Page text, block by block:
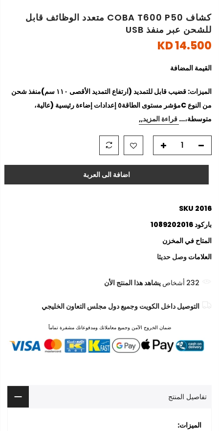
كشاف COBA T600 P50 متعدد الوظائف قابل
للشحن عبر منفذ USB
14.500 KD
القيمة المضافة
الميزات: قضيب قابل للتمديد (ارتفاع التمديد الأقصى ١١٠ سم)منفذ شحن
من النوع Cمؤشر مستوى الطاقة٥ إعدادات إضاءة رئيسية (عالية،
متوسطة،... قراءة المزيد,,
اضافة الى العربة
SKU 2016
باركود1089202016
المتاح في المخزن
العلامات وصل حديثا
232 أشخاص يشاهد هذا المنتج الأن
التوصيل داخل الكويت وجميع دول مجلس التعاون الخليجي
ضمان الخروج الآمن وجميع معاملاتك ومدفوعاتك مشفرة تماماً
تفاصيل المنتج
الميزات: